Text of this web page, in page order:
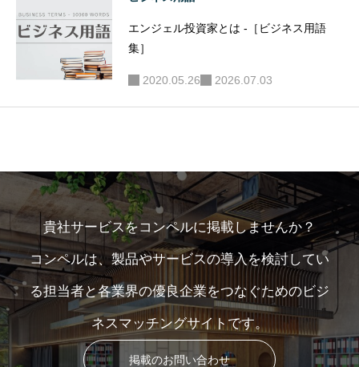
エンジェル投資家とは -［ビジネス用語
集］
2020.05.26 2026.07.03
貴社サービスをコンペルに掲載しませんか？
コンペルは、製品やサービスの導入を検討してい
る担当者と各業界の優良企業をつなぐためのビジ
ネスマッチングサイトです。
掲載のお問い合わせ